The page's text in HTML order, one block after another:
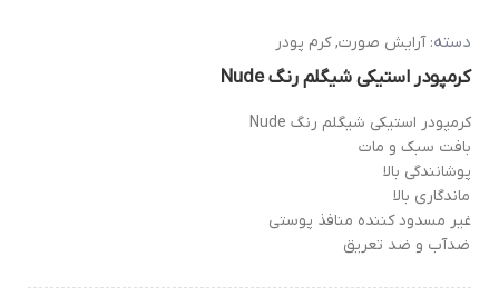
دسته: آرایش صورت, کرم پودر
کرمپودر استیکی شیگلم رنگ Nude
کرمپودر استیکی شیگلم رنگ Nude
بافت سبک و مات
پوشانندگی بالا
ماندگاری بالا
غیر مسدود کننده منافذ پوستی
ضدآب و ضد تعریق